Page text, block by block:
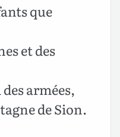
que
et des
armées,
de Sion.